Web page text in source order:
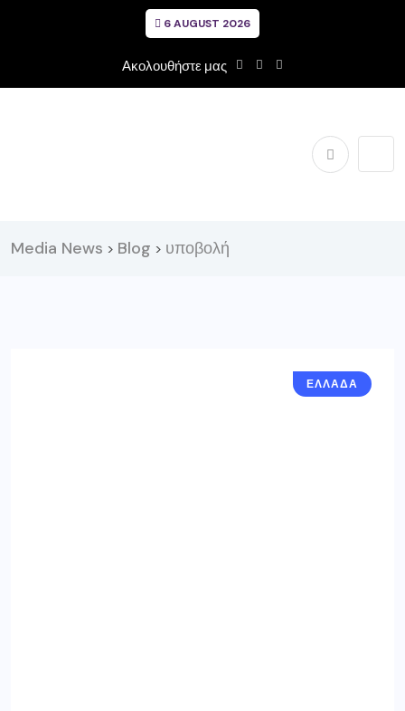
6 AUGUST 2026
Ακολουθήστε μας
Media News > Blog > υποβολή
ΕΛΛΑΔΑ